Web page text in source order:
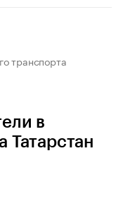
транспорта
в
Татарстан